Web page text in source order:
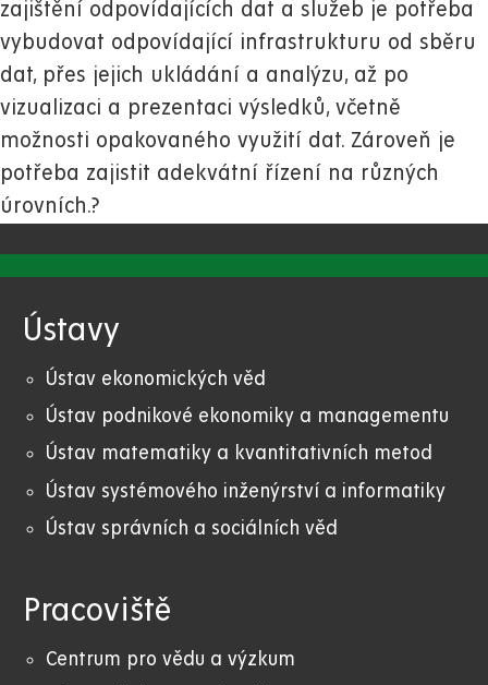
zajištění odpovídajících dat a služeb je potřeba
vybudovat odpovídající infrastrukturu od sběru
dat, přes jejich ukládání a analýzu, až po
vizualizaci a prezentaci výsledků, včetně
možnosti opakovaného využití dat. Zároveň je
potřeba zajistit adekvátní řízení na různých
úrovních.?
Ústavy
Ústav ekonomických věd
Ústav podnikové ekonomiky a managementu
Ústav matematiky a kvantitativních metod
Ústav systémového inženýrství a informatiky
Ústav správních a sociálních věd
Pracoviště
Centrum pro vědu a výzkum